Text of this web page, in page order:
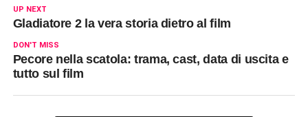
UP NEXT
Gladiatore 2 la vera storia dietro al film
DON'T MISS
Pecore nella scatola: trama, cast, data di uscita e
tutto sul film